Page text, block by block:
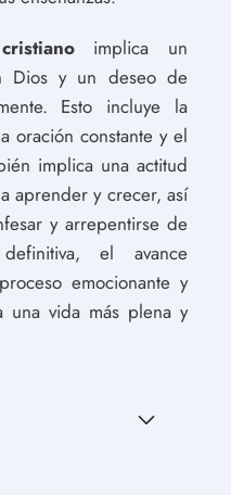
implica un
Dios y un deseo de
Esto incluye la
oración constante y el
implica una actitud
aprender y crecer, así
y arrepentirse de
el avance
emocionante y
una vida más plena y